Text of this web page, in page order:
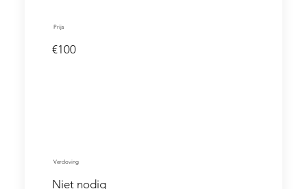
Prijs
€100
Verdoving
Niet nodig